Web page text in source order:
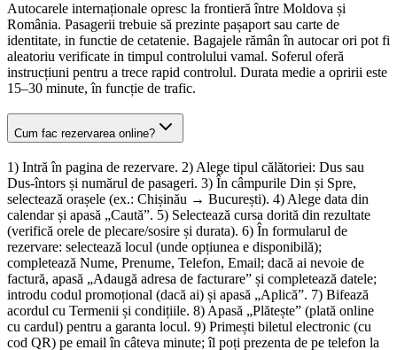
Autocarele internaționale opresc la frontieră între Moldova și
România. Pasagerii trebuie să prezinte pașaport sau carte de
identitate, in functie de cetatenie. Bagajele rămân în autocar ori pot fi
aleatoriu verificate in timpul controlului vamal. Soferul oferă
instrucțiuni pentru a trece rapid controlul. Durata medie a opririi este
15–30 minute, în funcție de trafic.
Cum fac rezervarea online?
1) Intră în pagina de rezervare. 2) Alege tipul călătoriei: Dus sau
Dus-întors și numărul de pasageri. 3) În câmpurile Din și Spre,
selectează orașele (ex.: Chișinău → București). 4) Alege data din
calendar și apasă „Caută”. 5) Selectează cursa dorită din rezultate
(verifică orele de plecare/sosire și durata). 6) În formularul de
rezervare: selectează locul (unde opțiunea e disponibilă);
completează Nume, Prenume, Telefon, Email; dacă ai nevoie de
factură, apasă „Adaugă adresa de facturare” și completează datele;
introdu codul promoțional (dacă ai) și apasă „Aplică”. 7) Bifează
acordul cu Termenii și condițiile. 8) Apasă „Plătește” (plată online
cu cardul) pentru a garanta locul. 9) Primești biletul electronic (cu
cod QR) pe email în câteva minute; îl poți prezenta de pe telefon la